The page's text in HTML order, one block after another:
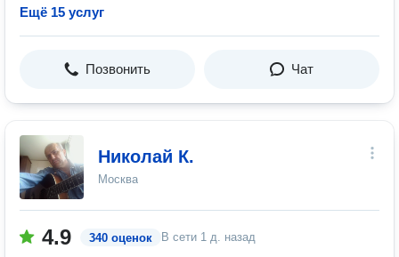
Ещё 15 услуг
Позвонить Чат
Николай К.
Москва
4.9 340 оценок В сети 1 д. назад